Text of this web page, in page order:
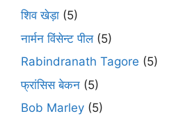
शिव खेड़ा (5)
नार्मन विंसेन्ट पील(5)
Rabindranath Tagore (5)
फ्रांसिस बेकन (5)
Bob Marley (5)